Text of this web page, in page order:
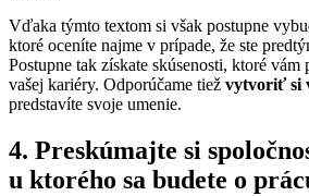
Vďaka týmto textom si však postupne
ktoré oceníte najme v prípade, že ste
Postupne tak získate skúsenosti, ktoré
vašej kariéry. Odporúčame tiež vytvoriť si
predstavíte svoje umenie.
4. Preskúmajte si
u ktorého sa budete o